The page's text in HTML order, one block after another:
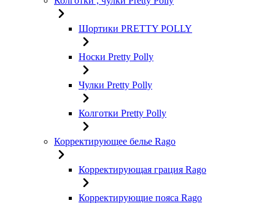
Шортики PRETTY POLLY
Носки Pretty Polly
Чулки Pretty Polly
Колготки Pretty Polly
Корректирующее белье Rago
Корректирующая грация Rago
Корректирующие пояса Rago